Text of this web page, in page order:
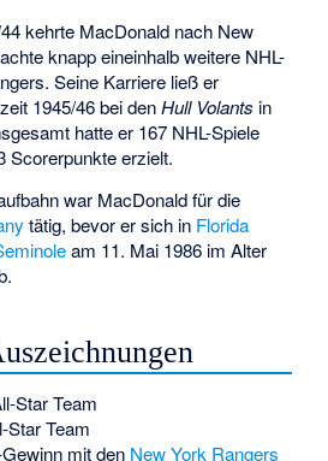
kehrte MacDonald nach New
knapp eineinhalb weitere NHL-
Seine Karriere ließ er
1945/46 bei denHull Volants in
hatte er 167 NHL-Spiele
Scorerpunkte erzielt.
war MacDonald für die
tätig, bevor er sich in Florida
am 11. Mai 1986 im Alter
Star Team
Team
mit den New York Rangers